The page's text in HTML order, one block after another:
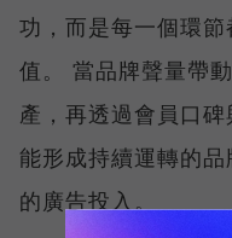
功，而是每一個環
值。 當品牌聲量帶
產，再透過會員口
能形成持續運轉的
的廣告投入。